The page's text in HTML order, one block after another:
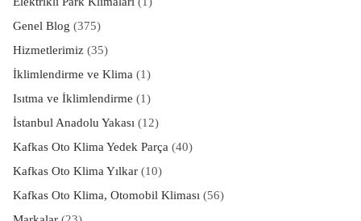
Genel Blog (375)
Hizmetlerimiz(35)
İklimlendirme ve Klima (1)
Isıtma ve İklimlendirme (1)
İstanbul Anadolu Yakası (12)
Kafkas Oto Klima Yedek Parça (40)
Kafkas Oto Klima Yılkar(10)
Kafkas Oto Klima, Otomobil Kliması (56)